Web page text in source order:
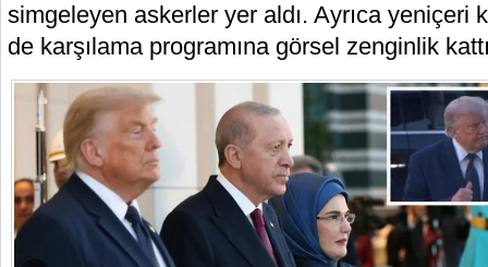
simgeleyen askerler yer aldı. Ayrıca yeniçeri
de karşılama programına görsel zenginlik